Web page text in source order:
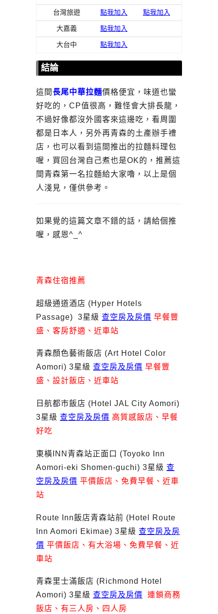
台灣旅遊 點我加入 點我加入
大嘉義 點我加入
大台中 點我加入
結論
這間長尾中華拉麵價格便宜，味道也蠻
好吃的，CP值很高，難怪會大排長龍，
不過好像都沒外國客來這邊吃，看周圍
都是日本人，另外再青森的土產辦手禮
店，也可以看到這間推出的拉麵料理包
喔，買回台灣自己煮也是OK的，推薦這
間青森第一名拉麵給大家嚕，以上是個
人淺見，僅供參考。
如果覺的這篇文章不錯的話，請給個推
喔，感恩^_^
青森住宿推薦
超級通道酒店 (Hyper Hotels
Passage) 3星級 查空房及房價 早餐豐
盛、客房舒適、近車站
青森顏色藝術飯店 (Art Hotel Color
Aomori) 3星級 查空房及房價 早餐豐
盛、設計飯店、近車站
日航都市飯店 (Hotel JAL City Aomori)
3星級 查空房及房價 高質感飯店、早餐
好吃
東橫INN青森站正面口 (Toyoko Inn
Aomori-eki Shomen-guchi) 3星級 查
空房及房價 平價飯店、免費早餐、近車
站
Route Inn飯店青森站前 (Hotel Route
Inn Aomori Ekimae) 3星級 查空房及房
價 平價飯店、有大浴場、免費早餐、近
車站
青森里士滿飯店 (Richmond Hotel
Aomori) 3星級 查空房及房價
連鎖商務
飯店、有三人房、四人房